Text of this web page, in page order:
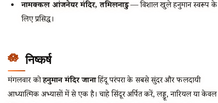
नामक्कल आंजनेयर मंदिर, तमिलनाडु— विशाल खुले हनुमान स्वरूप के
लिए प्रसिद्ध।
निष्कर्ष
मंगलवार कोहनुमान मंदिर जानाहिंदू परंपरा के सबसे सुंदर और फलदायी
आध्यात्मिक अभ्यासों में से एक है। चाहे सिंदूर अर्पित करें, लड्डू, नारियल या केवल